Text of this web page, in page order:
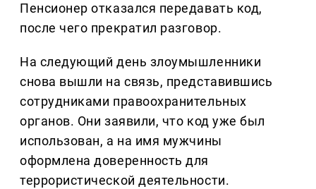
Пенсионер отказался передавать код,
после чего прекратил разговор.
На следующий день злоумышленники
снова вышли на связь, представившись
сотрудниками правоохранительных
органов. Они заявили, что код уже был
использован, а на имя мужчины
оформлена доверенность для
террористической деятельности.